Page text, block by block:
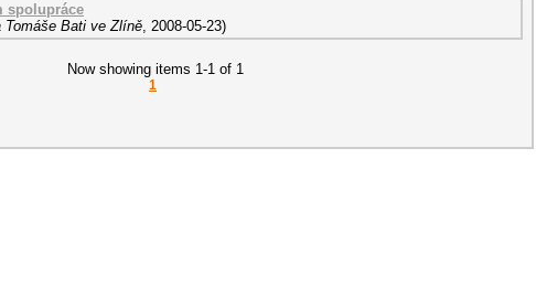
spolupráce
Tomáše Bati ve Zlíně, 2008-05-23)
Now showing items 1-1 of 1
1